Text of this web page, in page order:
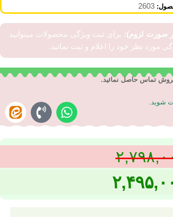
2603
صورت لزوم): برای ثبت ویژگی محصولات میتوانید
مورد نظر خود را اعلام و ثبت نمائید.
تماس حاصل نمائید.
شوید.